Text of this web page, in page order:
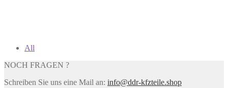
All
NOCH FRAGEN ?
Schreiben Sie uns eine Mail an: info@ddr-kfzteile.shop